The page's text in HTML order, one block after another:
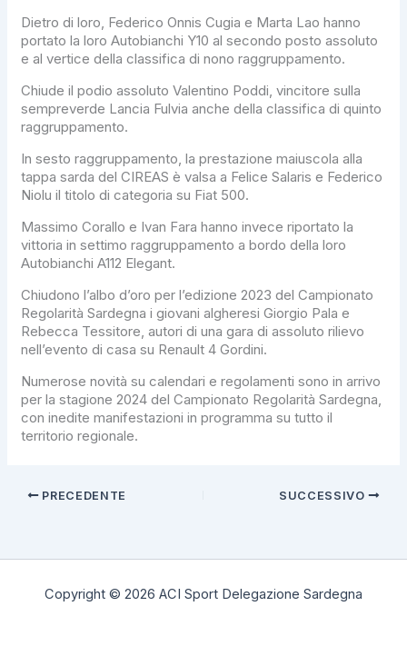
Dietro di loro, Federico Onnis Cugia e Marta Lao hanno
portato la loro Autobianchi Y10 al secondo posto assoluto
e al vertice della classifica di nono raggruppamento.
Chiude il podio assoluto Valentino Poddi, vincitore sulla
sempreverde Lancia Fulvia anche della classifica di quinto
raggruppamento.
In sesto raggruppamento, la prestazione maiuscola alla
tappa sarda del CIREAS è valsa a Felice Salaris e Federico
Niolu il titolo di categoria su Fiat 500.
Massimo Corallo e Ivan Fara hanno invece riportato la
vittoria in settimo raggruppamento a bordo della loro
Autobianchi A112 Elegant.
Chiudono l’albo d’oro per l’edizione 2023 del Campionato
Regolarità Sardegna i giovani algheresi Giorgio Pala e
Rebecca Tessitore, autori di una gara di assoluto rilievo
nell’evento di casa su Renault 4 Gordini.
Numerose novità su calendari e regolamenti sono in arrivo
per la stagione 2024 del Campionato Regolarità Sardegna,
con inedite manifestazioni in programma su tutto il
territorio regionale.
PRECEDENTE SUCCESSIVO
Copyright © 2026 ACI Sport Delegazione Sardegna